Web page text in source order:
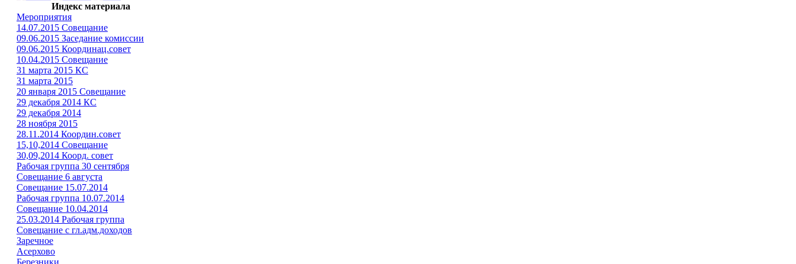
Индекс материала
Мероприятия
14.07.2015 Совещание
09.06.2015 Заседание комиссии
09.06.2015 Координац.совет
10.04.2015 Совещание
31 марта 2015 КС
31 марта 2015
20 января 2015 Совещание
29 декабря 2014 КС
29 декабря 2014
28 ноября 2015
28.11.2014 Координ.совет
15,10,2014 Совещание
30,09,2014 Коорд. совет
Рабочая группа 30 сентября
Совещание 6 августа
Совещание 15.07.2014
Рабочая группа 10.07.2014
Совещание 10.04.2014
25.03.2014 Рабочая группа
Совещание с гл.адм.доходов
Заречное
Асерхово
Березники